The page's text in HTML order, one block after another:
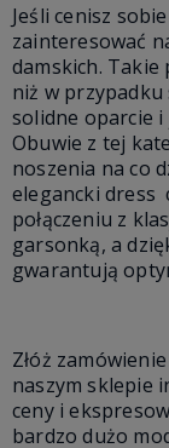
Jeśli cenisz
zainteresować
damskich. Takie
niż w
solidne oparcie
Obuwie z tej
noszenia na co
elegancki dress
połączeniu z
garsonką, a
gwarantują
Złóż
naszym sklepie
ceny i
bardzo dużo